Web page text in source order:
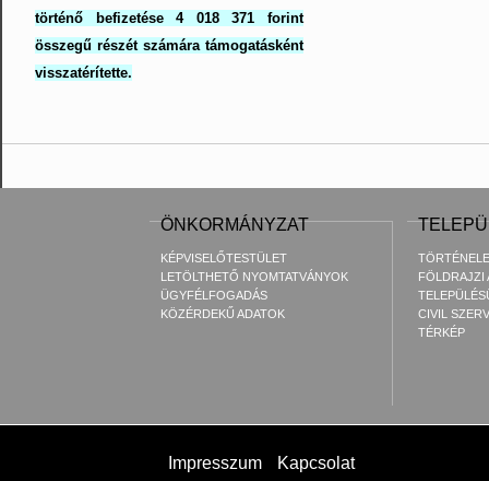
történő befizetése 4 018 371 forint
összegű részét számára támogatásként
visszatérítette.
ÖNKORMÁNYZAT
KÉPVISELŐTESTÜLET
LETÖLTHETŐ NYOMTATVÁNYOK
ÜGYFÉLFOGADÁS
KÖZÉRDEKŰ ADATOK
FÖLDRAJZI
CIVIL
TÉRKÉP
Impresszum Kapcsolat